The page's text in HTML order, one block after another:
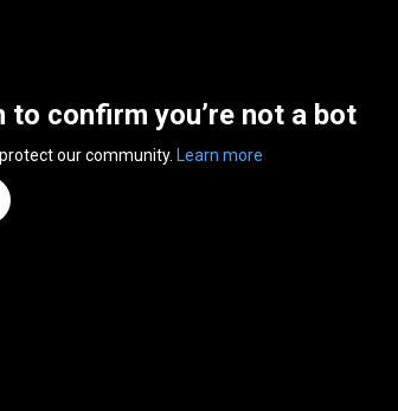
to confirm you’re not a bot
our community. Learn more